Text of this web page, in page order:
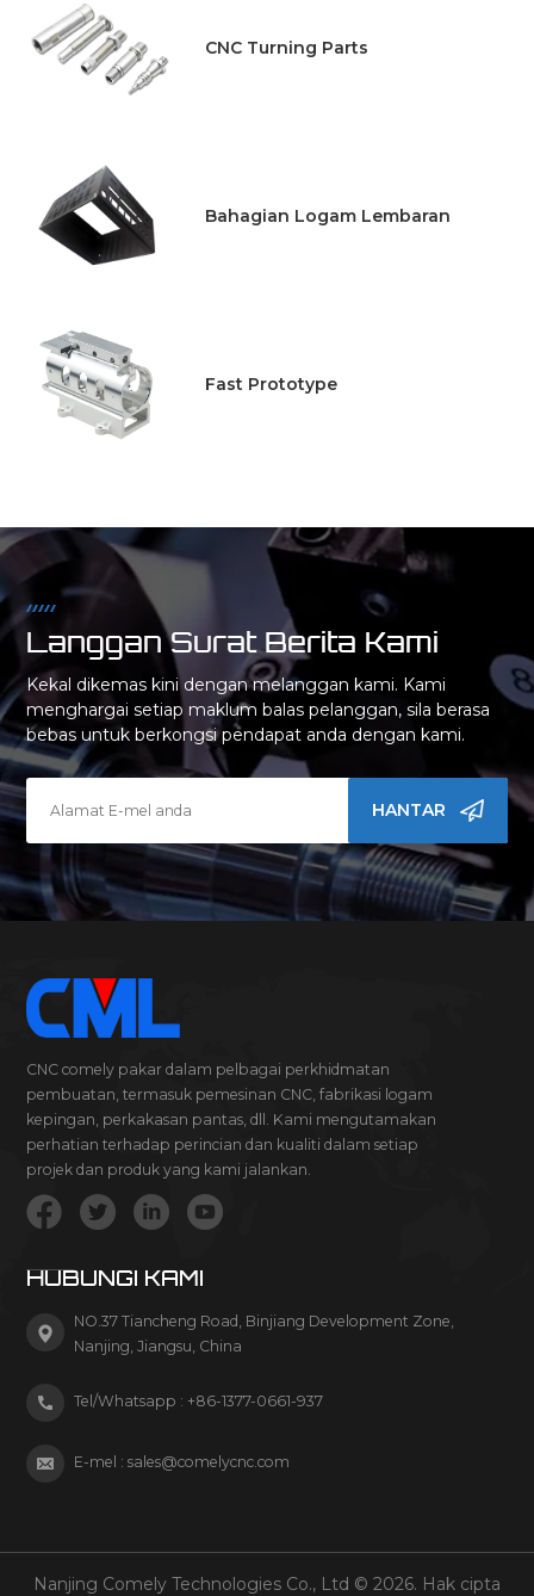
CNC Turning Parts
Bahagian Logam Lembaran
Fast Prototype
Langgan Surat Berita Kami
Kekal dikemas kini dengan melanggan kami. Kami
menghargai setiap maklum balas pelanggan, sila berasa
bebas untuk berkongsi pendapat anda dengan kami.
HANTAR
CNC comely pakar dalam pelbagai perkhidmatan
pembuatan, termasuk pemesinan CNC, fabrikasi logam
kepingan, perkakasan pantas, dll. Kami mengutamakan
perhatian terhadap perincian dan kualiti dalam setiap
projek dan produk yang kami jalankan.
HUBUNGI KAMI
NO.37 Tiancheng Road, Binjiang Development Zone,
Nanjing, Jiangsu, China
Tel/Whatsapp : +86-1377-0661-937
E-mel :sales@comelycnc.com
Nanjing Comely Technologies Co., Ltd © 2026. Hak cipta